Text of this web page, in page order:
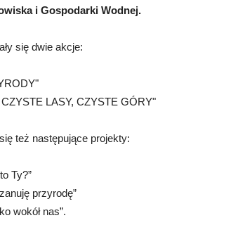
i Gospodarki Wodnej.
się dwie akcje:
LASY, CZYSTE GÓRY"
też następujące projekty:
Ty?”
przyrodę”
wokół nas”.